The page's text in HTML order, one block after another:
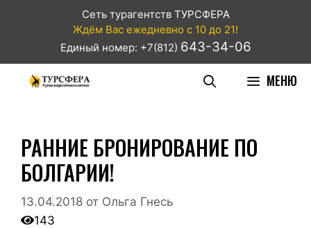
Сеть турагентств ТУРСФЕРА
Ждём Вас ежедневно с 10 до 21!
Единый номер: +7(812) 643-34-06
МЕНЮ
РАННИЕ БРОНИРОВАНИЕ ПО
БОЛГАРИИ!
13.04.2018 от Ольга Гнесь
143